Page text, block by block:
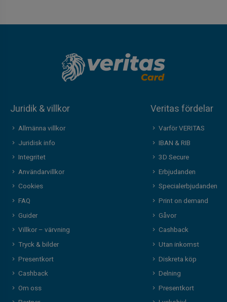
Juridik & villkor
Allmänna villkor
Juridisk info
Integritet
Användarvillkor
Cookies
FAQ
Guider
Villkor – värvning
Tryck & bilder
Presentkort
Cashback
Om oss
Veritas fördelar
Varför VERITAS
IBAN & RIB
3D Secure
Erbjudanden
Specialerbjudanden
Print on demand
Gåvor
Cashback
Utan inkomst
Diskreta köp
Delning
Presentkort